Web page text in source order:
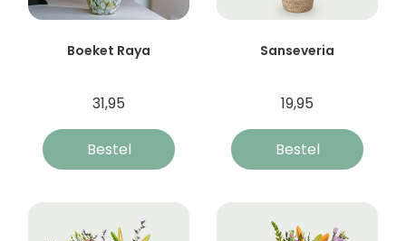
Boeket Raya
31,95
Bestel
Sanseveria
19,95
Bestel